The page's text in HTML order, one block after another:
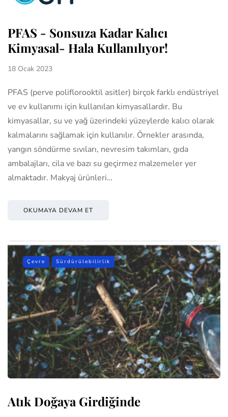
PFAS - Sonsuza Kadar Kalıcı
Kimyasal- Hala Kullanılıyor!
18 Ocak 2023
PFAS (perve poliflorooktil asitler) birçok farklı endüstriyel
ve ev kullanımı için kullanılan kimyasallardır. Bu
kimyasallar, su ve yağ üzerindeki yüzeylerde kalıcı olarak
kalmalarını sağlamak için kullanılır. Örnekler arasında,
yangın söndürme sıvıları, nevresim takımları, gıda
ambalajları, cila ve bazı su geçirmez malzemeler yer
almaktadır. Makyaj ürünleri…
OKUMAYA DEVAM ET
Çevre Sürdürülebilirlik
Atık Doğaya Girdiğinde